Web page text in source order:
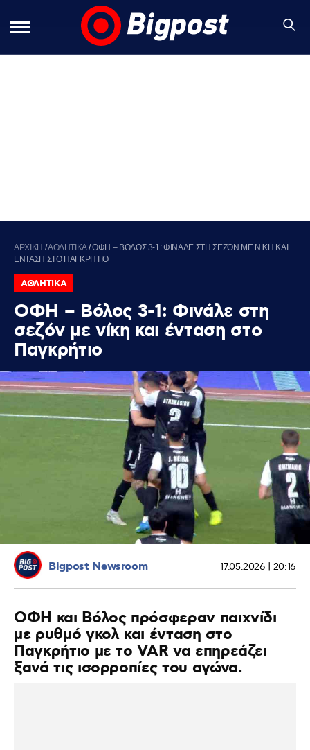
ΑΡΧΙΚΗ /ΑΘΛΗΤΙΚΑ/ΟΦΗ – ΒΟΛΟΣ 3-1: ΦΙΝΑΛΕ ΣΤΗ ΣΕΖΟΝ ΜΕ ΝΙΚΗ ΚΑΙ
ΕΝΤΑΣΗ ΣΤΟ ΠΑΓΚΡΗΤΙΟ
ΑΘΛΗΤΙΚΑ
ΟΦΗ – Βόλος 3-1: Φινάλε στη
σεζόν με νίκη και ένταση στο
Παγκρήτιο
Bigpost Newsroom 17.05.2026 | 20:16
ΟΦΗ και Βόλος πρόσφεραν παιχνίδι
με ρυθμό γκολ και ένταση στο
Παγκρήτιο με το VAR να επηρεάζει
ξανά τις ισορροπίες του αγώνα.